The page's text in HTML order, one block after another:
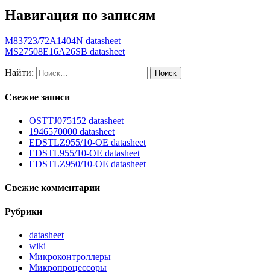
Навигация по записям
M83723/72A1404N datasheet
MS27508E16A26SB datasheet
Найти:
Свежие записи
OSTTJ075152 datasheet
1946570000 datasheet
EDSTLZ955/10-OE datasheet
EDSTL955/10-OE datasheet
EDSTLZ950/10-OE datasheet
Свежие комментарии
Рубрики
datasheet
wiki
Микроконтроллеры
Микропроцессоры